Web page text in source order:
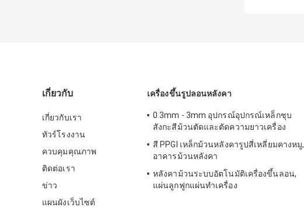
เกี่ยวกับ
เกี่ยวกับเรา
ทัวร์โรงงาน
ควบคุมคุณภาพ
ติดต่อเรา
ข่าว
แผนผังเว็บไซต์
เครื่องขึ้นรูปลอนหลังคา
0.3mm - 3mm อุปกรณ์อุปกรณ์เหล็กชุบ
สังกะสีม้วนตัดและตัดความยาวเครื่อง
สี PPGI เหล็กม้วนหลังคารูปสี่เหลี่ยมคางหมู,
อาคารม้วนหลังคา
หลังคาม้วนระบบอัตโนมัติเครื่องขึ้นลอน,
แผ่นลูกฟูกแผ่นทำเครื่อง